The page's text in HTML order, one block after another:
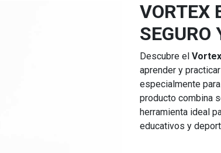
VORTEX
SEGURO
Descubre el
aprender y
especialmente
producto combina
herramienta ideal
educativos y